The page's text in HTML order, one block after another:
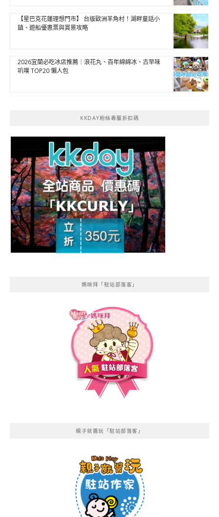
【星巴克花蓮理想門市】 台版歐洲羊角村！湖畔童話小
鎮、遊船優惠票與賞景攻略
2026宜蘭必吃冰店推薦｜浪花丸、百年綿綿冰、古早味
叭噗 TOP20 懶人包
KKDAY粉絲專屬折扣碼
媽咪拜「駐站部落客」
親子就醬玩「駐站部落客」